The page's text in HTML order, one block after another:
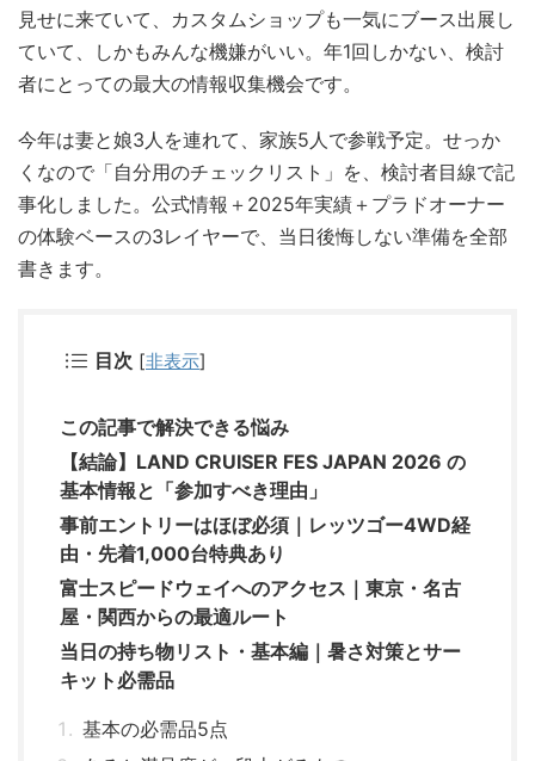
見せに来ていて、カスタムショップも一気にブース出展し
ていて、しかもみんな機嫌がいい。年1回しかない、検討
者にとっての最大の情報収集機会です。
今年は妻と娘3人を連れて、家族5人で参戦予定。せっか
くなので「自分用のチェックリスト」を、検討者目線で記
事化しました。公式情報＋2025年実績＋プラドオーナー
の体験ベースの3レイヤーで、当日後悔しない準備を全部
書きます。
目次 [非表示]
この記事で解決できる悩み
【結論】LAND CRUISER FES JAPAN 2026 の
基本情報と「参加すべき理由」
事前エントリーはほぼ必須｜レッツゴー4WD経
由・先着1,000台特典あり
富士スピードウェイへのアクセス｜東京・名古
屋・関西からの最適ルート
当日の持ち物リスト・基本編｜暑さ対策とサー
キット必需品
基本の必需品5点